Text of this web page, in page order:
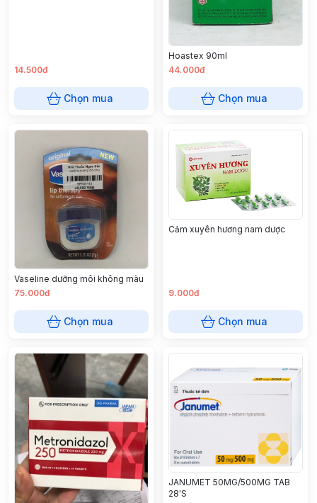
14.500đ
Chọn mua
Hoastex 90ml
44.000đ
Chọn mua
Vaseline dưỡng môi không màu
75.000đ
Chọn mua
Cảm xuyên hương nam dược
9.000đ
Chọn mua
JANUMET 50MG/500MG TAB
28'S